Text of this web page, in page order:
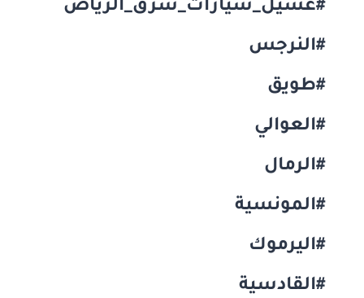
#غسيل_سيارات_شرق_الرياض
#النرجس
#طويق
#العوالي
#الرمال
#المونسية
#اليرموك
#القادسية